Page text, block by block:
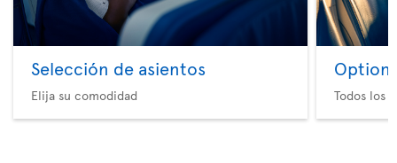
Selección de asientos
Elija su comodidad
Option
Todos los